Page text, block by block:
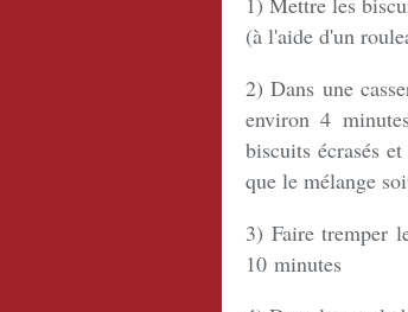
(à l'aide d'un
2) Dans une
environ 4
biscuits écrasés
que le mélange
3) Faire tremper
10 minutes